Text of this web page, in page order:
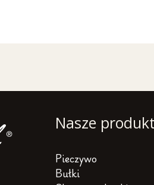
Nasze
Pieczywo
Bułki